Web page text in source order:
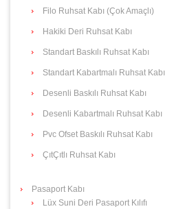
Filo Ruhsat Kabı (Çok Amaçlı)
Hakiki Deri Ruhsat Kabı
Standart Baskılı Ruhsat Kabı
Standart Kabartmalı Ruhsat Kabı
Desenli Baskılı Ruhsat Kabı
Desenli Kabartmalı Ruhsat Kabı
Pvc Ofset Baskılı Ruhsat Kabı
ÇıtÇıtlı Ruhsat Kabı
Pasaport Kabı
Lüx Suni Deri Pasaport Kılıfı